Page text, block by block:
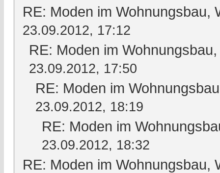
RE: Moden im Wohnungsbau,
23.09.2012, 17:12
RE: Moden im
23.09.2012, 17:50
RE: Moden im
23.09.2012, 18:19
RE: Moden im
23.09.2012, 18:32
RE: Moden im Wohnungsbau,